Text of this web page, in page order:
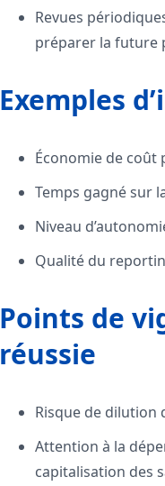
Revues
préparer la future
Exemples
Économie de coût
Temps gagné sur
Niveau
Qualité du
Points de
réussie
Risque de dilution
Attention à la
capitalisation des